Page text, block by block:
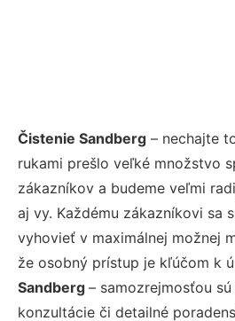
Čistenie Sandberg – nechajte
rukami prešlo veľké množstvo
zákazníkov a budeme veľmi
aj vy. Každému zákazníkovi sa
vyhovieť v maximálnej možnej
že osobný prístup je kľúčom k
Sandberg – samozrejmosťou
konzultácie či detailné